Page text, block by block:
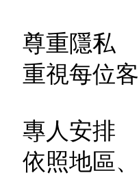
尊重隱私
重視每位
專人安排
依照地區